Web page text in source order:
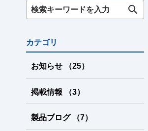
カテゴリ
お知らせ （25）
掲載情報 （3）
製品ブログ （7）